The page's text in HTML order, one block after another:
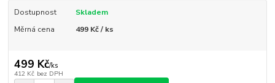
Dostupnost
Skladem
Měrná cena
499 Kč / ks
499 Kč/ks
412 Kč bez DPH